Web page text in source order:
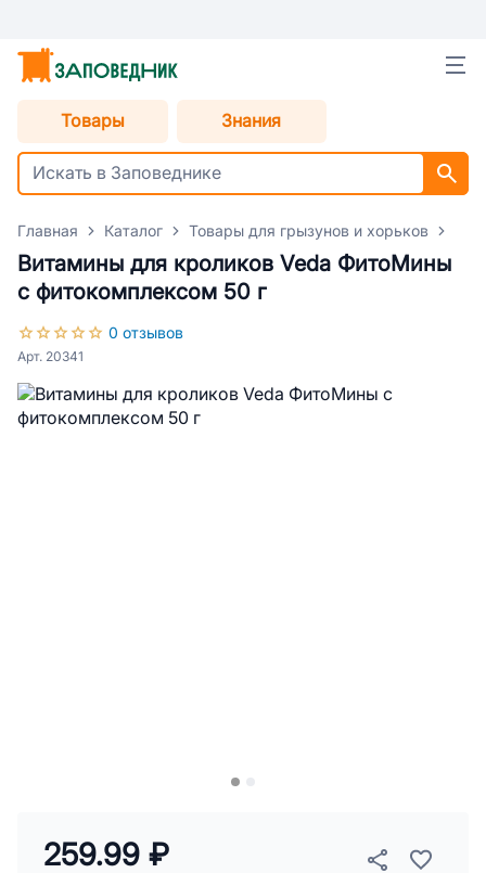
Товары Знания
Главная Каталог Товары для грызунов и хорьков
Витамины для кроликов Veda ФитоМины
с фитокомплексом 50 г
0 отзывов
Арт. 20341
259.99 ₽